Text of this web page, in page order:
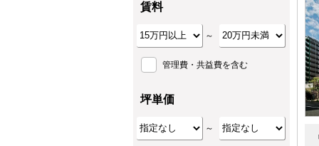
賃料
～
管理費・共益費を含む
坪単価
～